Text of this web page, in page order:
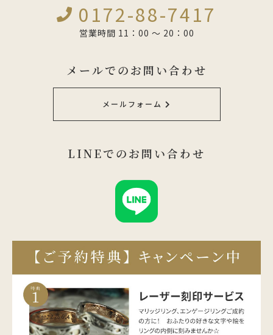
0172-88-7417
営業時間 11：00 ～ 20：00
メールでのお問い合わせ
メールフォーム
LINEでのお問い合わせ